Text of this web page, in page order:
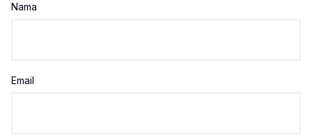
Nama
Email